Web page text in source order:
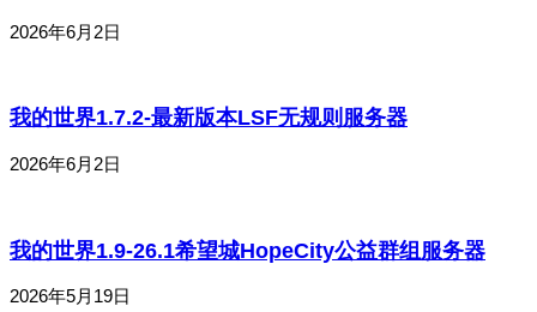
2026年6月2日
我的世界1.7.2-最新版本LSF无规则服务器
2026年6月2日
我的世界1.9-26.1希望城HopeCity公益群组服务器
2026年5月19日